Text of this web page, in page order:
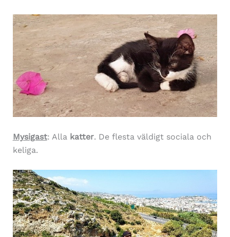
Mysigast: Alla katter. De flesta väldigt sociala och
keliga.